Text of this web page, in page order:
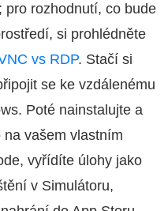
pro rozhodnutí, co bude
si prohlédněte
vs RDP. Stačí si
se ke vzdálenému
Poté nainstalujte a
vašem vlastním
vyřídíte úlohy jako
v Simulátoru,